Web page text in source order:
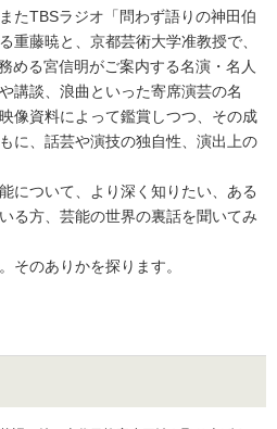
たTBSラジオ「問わず語りの神田伯
重藤暁と、京都芸術大学准教授で、
める宮信明がご案内する名演・名人
講談、浪曲といった寄席演芸の名
像資料によって鑑賞しつつ、その成
に、話芸や演技の独自性、演出上の
について、より深く知りたい、ある
る方、芸能の世界の裏話を聞いてみ
そのありかを探ります。